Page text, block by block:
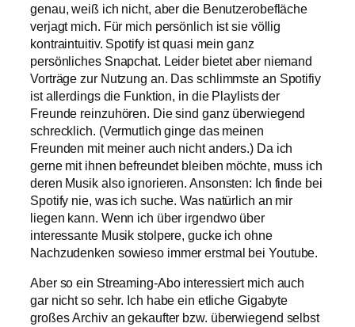
genau, weiß ich nicht, aber die Benutzerobefläche
verjagt mich. Für mich persönlich ist sie völlig
kontraintuitiv. Spotify ist quasi mein ganz
persönliches Snapchat. Leider bietet aber niemand
Vorträge zur Nutzung an. Das schlimmste an Spotifiy
ist allerdings die Funktion, in die Playlists der
Freunde reinzuhören. Die sind ganz überwiegend
schrecklich. (Vermutlich ginge das meinen
Freunden mit meiner auch nicht anders.) Da ich
gerne mit ihnen befreundet bleiben möchte, muss ich
deren Musik also ignorieren. Ansonsten: Ich finde bei
Spotify nie, was ich suche. Was natürlich an mir
liegen kann. Wenn ich über irgendwo über
interessante Musik stolpere, gucke ich ohne
Nachzudenken sowieso immer erstmal bei Youtube.
Aber so ein Streaming-Abo interessiert mich auch
gar nicht so sehr. Ich habe ein etliche Gigabyte
großes Archiv an gekaufter bzw. überwiegend selbst